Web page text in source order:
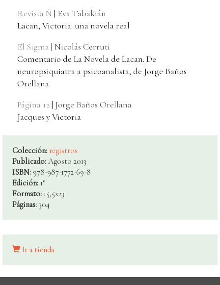
Revista Ñ | Eva Tabakián
Lacan, Victoria: una novela real
El Sigma | Nicolás Cerruti
Comentario de La Novela de Lacan. De
neuropsiquiatra a psicoanalista, de Jorge Baños
Orellana
Página 12| Jorge Baños Orellana
Jacques y Victoria
Colección: registros
Publicado: Agosto 2013
ISBN: 978-987-1772-69-8
Edición: 1°
Formato: 15,5x23
Páginas: 304
Ir a tienda